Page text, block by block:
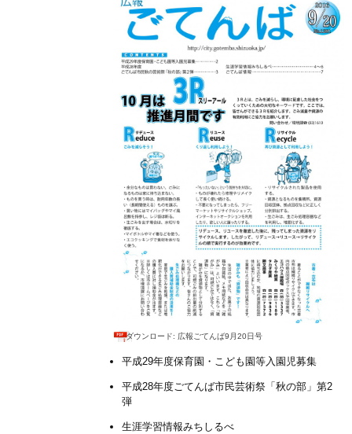
ダウンロード: 広報ごてんば9月20日号
平成29年度保育園・こども園等入園児募集
平成28年度ごてんば市民芸術祭「秋の部」第2
弾
生涯学習情報みちしるべ